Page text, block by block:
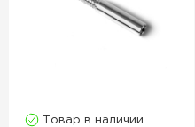
Товар в наличии